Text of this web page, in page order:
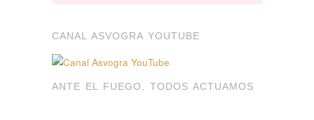
CANAL ASVOGRA YOUTUBE
ANTE EL FUEGO, TODOS ACTUAMOS